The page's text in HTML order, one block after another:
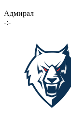
Адмирал
-:-